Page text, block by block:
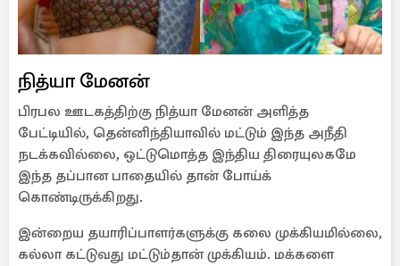
நித்யா மேனன்
பிரபல ஊடகத்திற்கு நித்யா மேனன் அளித்த
பேட்டியில், தென்னிந்தியாவில் மட்டும் இந்த அநீதி
நடக்கவில்லை, ஒட்டுமொத்த இந்திய திரையுலகமே
இந்த தப்பான பாதையில் தான் போய்க்
கொண்டிருக்கிறது.
இன்றைய தயாரிப்பாளர்களுக்கு கலை முக்கியமில்லை,
கல்லா கட்டுவது மட்டும்தான் முக்கியம். மக்களை